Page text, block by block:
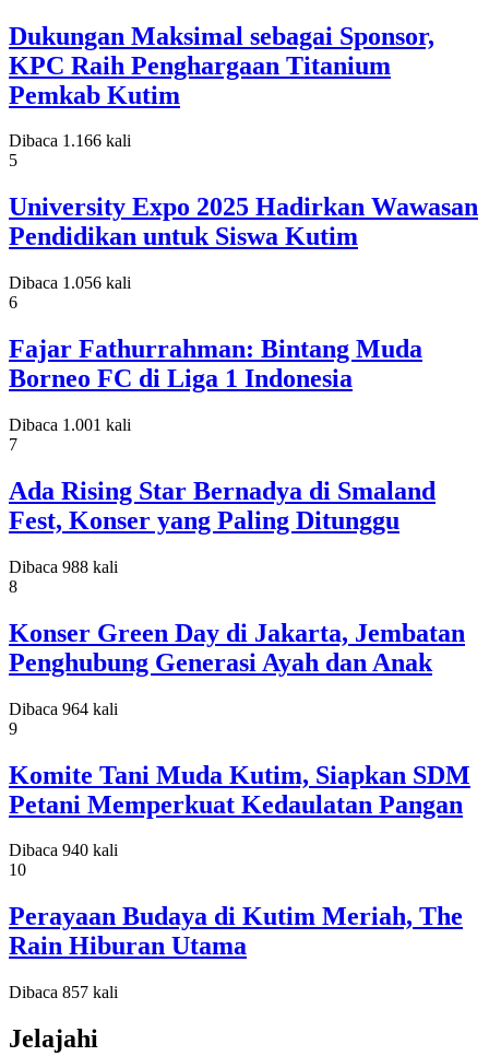
Dukungan Maksimal sebagai Sponsor,
KPC Raih Penghargaan Titanium
Pemkab Kutim
Dibaca 1.166 kali
5
University Expo 2025 Hadirkan Wawasan
Pendidikan untuk Siswa Kutim
Dibaca 1.056 kali
6
Fajar Fathurrahman: Bintang Muda
Borneo FC di Liga 1 Indonesia
Dibaca 1.001 kali
7
Ada Rising Star Bernadya di Smaland
Fest, Konser yang Paling Ditunggu
Dibaca 988 kali
8
Konser Green Day di Jakarta, Jembatan
Penghubung Generasi Ayah dan Anak
Dibaca 964 kali
9
Komite Tani Muda Kutim, Siapkan SDM
Petani Memperkuat Kedaulatan Pangan
Dibaca 940 kali
10
Perayaan Budaya di Kutim Meriah, The
Rain Hiburan Utama
Dibaca 857 kali
Jelajahi